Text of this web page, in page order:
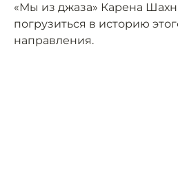
«Мы из джаза» Карена
погрузиться в историю
направления.